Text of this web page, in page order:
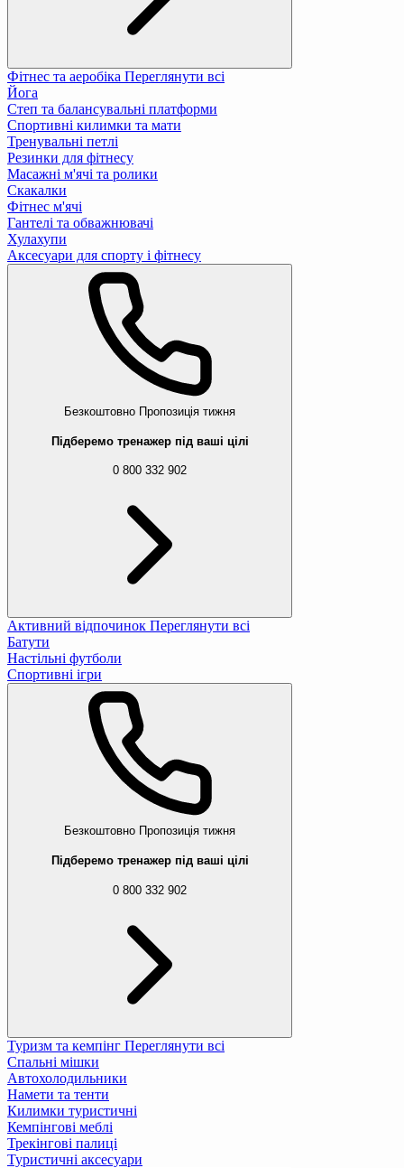
Фітнес та аеробіка Переглянути всі
Йога
Степ та балансувальні платформи
Спортивні килимки та мати
Тренувальні петлі
Резинки для фітнесу
Масажні м'ячі та ролики
Скакалки
Фітнес м'ячі
Гантелі та обважнювачі
Хулахупи
Аксесуари для спорту і фітнесу
Безкоштовно Пропозиція тижня
Підберемо тренажер під ваші цілі
0 800 332 902
Активний відпочинок Переглянути всі
Батути
Настільні футболи
Спортивні ігри
Безкоштовно Пропозиція тижня
Підберемо тренажер під ваші цілі
0 800 332 902
Туризм та кемпінг Переглянути всі
Спальні мішки
Автохолодильники
Намети та тенти
Килимки туристичні
Кемпінгові меблі
Трекінгові палиці
Туристичні аксесуари